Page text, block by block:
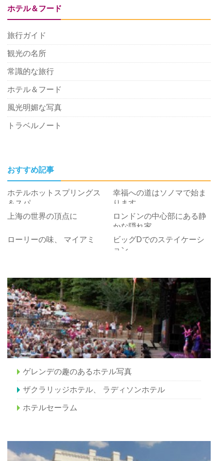
ホテル＆フード
旅行ガイド
観光の名所
常識的な旅行
ホテル＆フード
風光明媚な写真
トラベルノート
おすすめ記事
ホテルホットスプリングス
＆スパ
幸福への道はソノマで始ま
ります
上海の世界の頂点に
ロンドンの中心部にある静
かな隠れ家
ローリーの味、 マイアミ
ビッグDでのステイケーシ
ョン
ゲレンデの趣のあるホテル写真
ザクラリッジホテル、 ラディソンホテル
ホテルセーラム